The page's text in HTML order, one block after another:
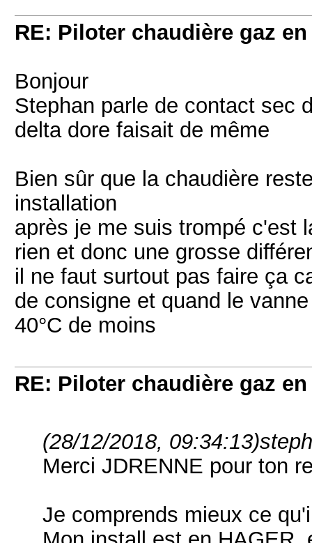
RE: Piloter chaudière gaz en
Bonjour
Stephan parle de contact sec
delta dore faisait de même
Bien sûr que la chaudière
installation
après je me suis trompé c'est
rien et donc une grosse
il ne faut surtout pas faire ça
de consigne et quand le
40°C de moins
RE: Piloter chaudière gaz en
(28/12/2018, 09:34:13)
Merci JDRENNE pour ton
Je comprends mieux ce